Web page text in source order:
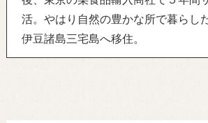
活。やはり自然の豊かな所で暮らし
伊豆諸島三宅島へ移住。